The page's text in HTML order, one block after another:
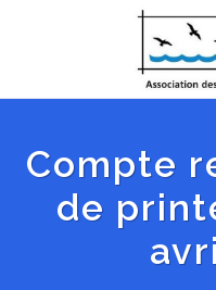
Compte
de